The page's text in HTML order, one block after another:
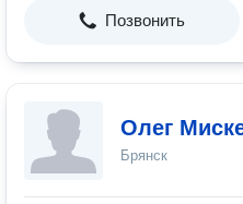
Позвонить
Олег
Брянск